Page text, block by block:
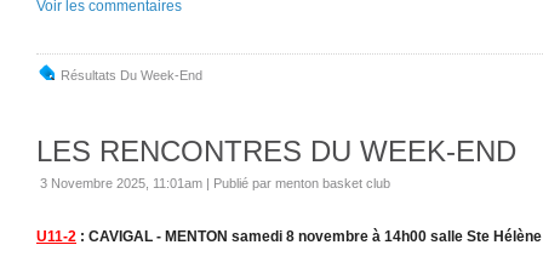
Voir les commentaires
Résultats Du Week-End
LES RENCONTRES DU WEEK-END
3 Novembre 2025, 11:01am | Publié par menton basket club
U11-2 : CAVIGAL - MENTON samedi 8 novembre à 14h00 salle Ste